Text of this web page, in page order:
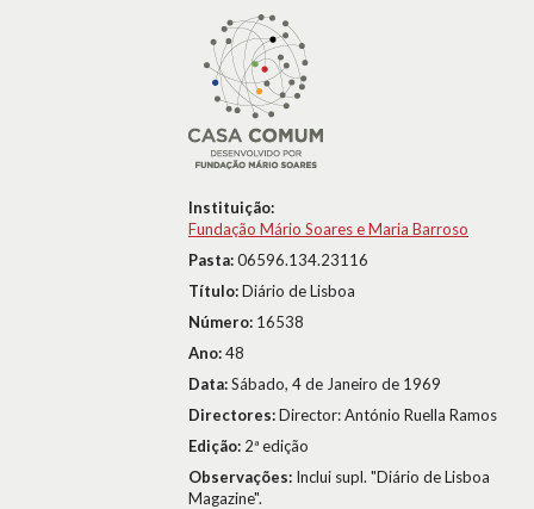
Instituição:
Fundação Mário Soares e Maria Barroso
Pasta:06596.134.23116
Título:Diário de Lisboa
Número: 16538
Ano:48
Data:Sábado, 4 de Janeiro de 1969
Directores:Director: António Ruella Ramos
Edição: 2ª edição
Observações: Inclui supl. "Diário de Lisboa
Magazine".